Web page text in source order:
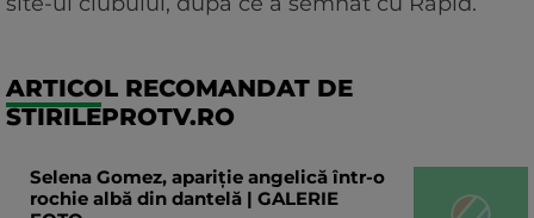
ARTICOL RECOMANDAT DE
STIRILEPROTV.RO
Selena Gomez, apariție angelică într-o
rochie albă din dantelă | GALERIE